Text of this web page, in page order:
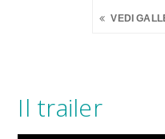
VEDI
Il trailer